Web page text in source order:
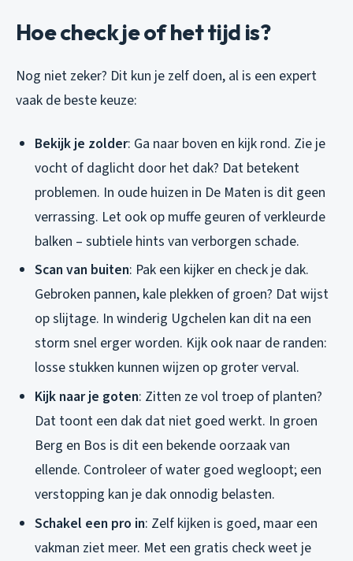
Hoe check je of het tijd is?
Nog niet zeker? Dit kun je zelf doen, al is een expert
vaak de beste keuze:
Bekijk je zolder: Ga naar boven en kijk rond. Zie je
vocht of daglicht door het dak? Dat betekent
problemen. In oude huizen in De Maten is dit geen
verrassing. Let ook op muffe geuren of verkleurde
balken – subtiele hints van verborgen schade.
Scan van buiten: Pak een kijker en check je dak.
Gebroken pannen, kale plekken of groen? Dat wijst
op slijtage. In winderig Ugchelen kan dit na een
storm snel erger worden. Kijk ook naar de randen:
losse stukken kunnen wijzen op groter verval.
Kijk naar je goten: Zitten ze vol troep of planten?
Dat toont een dak dat niet goed werkt. In groen
Berg en Bos is dit een bekende oorzaak van
ellende. Controleer of water goed wegloopt; een
verstopping kan je dak onnodig belasten.
Schakel een pro in: Zelf kijken is goed, maar een
vakman ziet meer. Met een gratis check weet je